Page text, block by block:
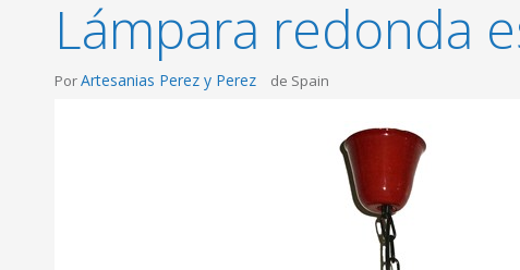
Lámpara redonda
PorArtesanias Perez y Perez de Spain